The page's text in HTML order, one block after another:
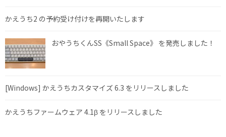
かえうち2 の予約受け付けを再開いたします
おやうちくんSS《Small Space》 を発売しました！
[Windows] かえうちカスタマイズ 6.3 をリリースしました
かえうちファームウェア 4.1β をリリースしました